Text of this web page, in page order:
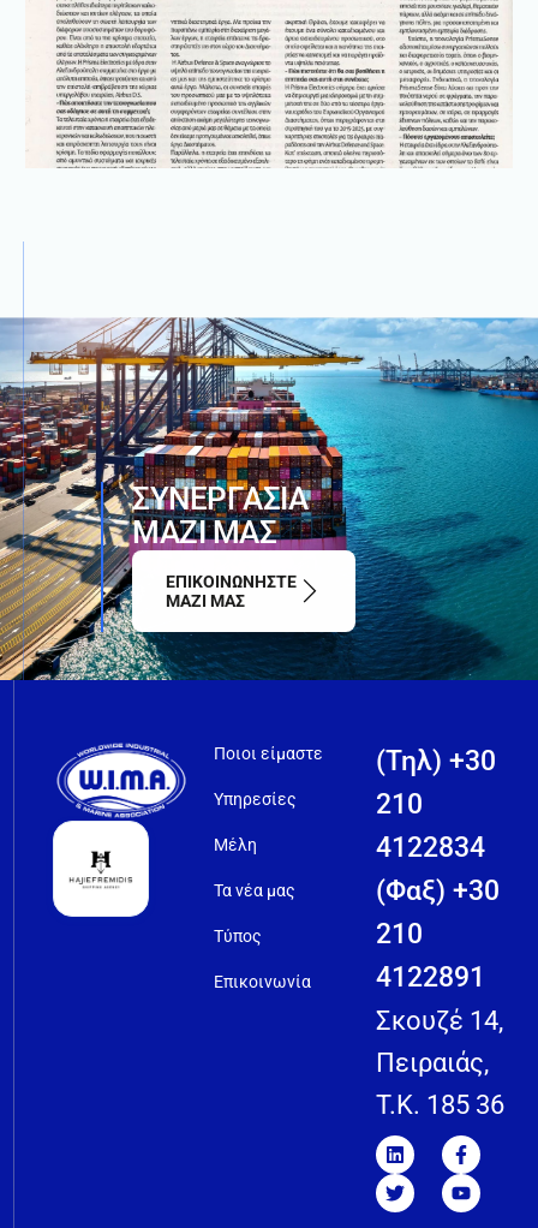
ΣΥΝΕΡΓΑΣΙΑ
ΜΑΖΙΜΑΣ
ΕΠΙΚΟΙΝΩΝΗΣΤΕ
ΜΑΖΙ ΜΑΣ
Ποιοι είμαστε
Υπηρεσίες
Μέλη
Τα νέα μας
Τύπος
Επικοινωνία
(Τηλ) +30
210
4122834
(Φαξ) +30
210
4122891
Σκουζέ 14,
Πειραιάς,
T.K. 185 36